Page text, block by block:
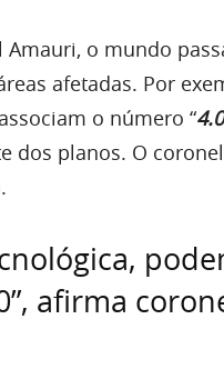
o mundo
afetadas. Por
o número “4.0
dos planos. O
afirma